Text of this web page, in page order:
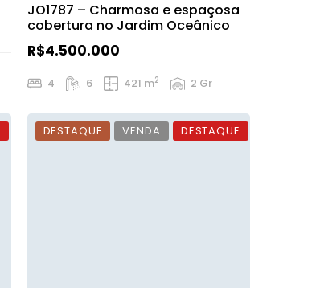
JO1787 – Charmosa e espaçosa
cobertura no Jardim Oceânico
R$4.500.000
4 6 421 m2 2 Gr
DESTAQUE VENDA DESTAQUE